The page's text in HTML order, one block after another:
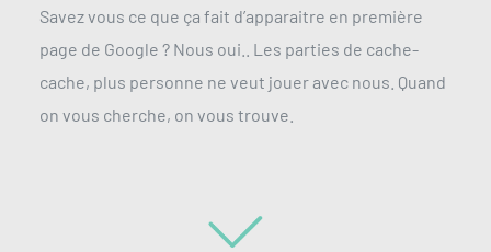
Savez vous ce que ça fait d’apparaitre en première
page de Google ? Nous oui.. Les parties de cache-
cache, plus personne ne veut jouer avec nous. Quand
on vous cherche, on vous trouve.